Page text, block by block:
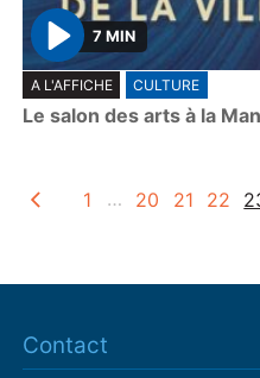
P
l
a
7 MIN
A L'AFFICHE CULTURE
Le salon des arts à la
1 … 20 21 22
Contact